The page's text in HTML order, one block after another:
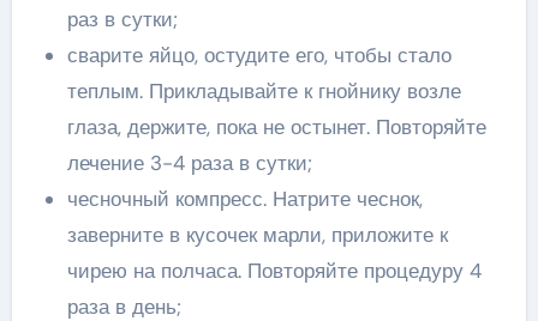
раз в сутки;
сварите яйцо, остудите его, чтобы стало
теплым. Прикладывайте к гнойнику возле
глаза, держите, пока не остынет. Повторяйте
лечение 3-4 раза в сутки;
чесночный компресс. Натрите чеснок,
заверните в кусочек марли, приложите к
чирею на полчаса. Повторяйте процедуру 4
раза в день;